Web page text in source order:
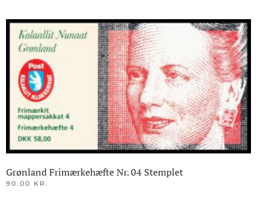
Grønland Frimærkehæfte Nr. 04 Stemplet
90.00 KR.